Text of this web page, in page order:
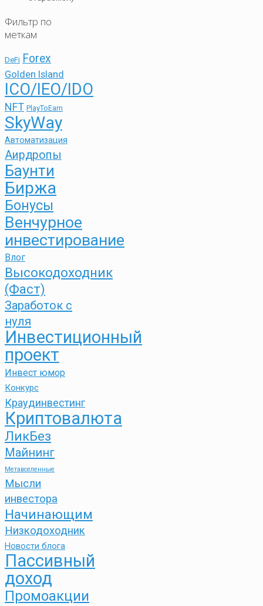
Фильтр по
меткам
DeFi Forex
Golden Island
ICO/IEO/IDO
NFT PlayToEarn
SkyWay
Автоматизация
Аирдропы
Баунти
Биржа
Бонусы
Венчурное
инвестирование
Влог
Высокодоходник
(Фаст)
Заработок с
нуля
Инвестиционный
проект
Инвест юмор
Конкурс
Краудинвестинг
Криптовалюта
ЛикБез
Майнинг
Метавселенные
Мысли
инвестора
Начинающим
Низкодоходник
Новости блога
Пассивный
доход
Промоакции